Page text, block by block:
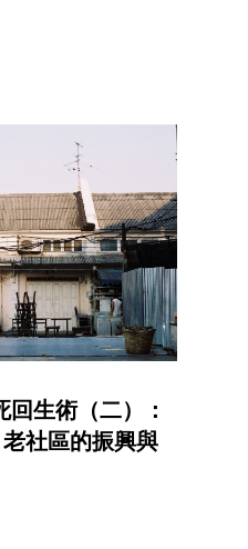
生術（二）：
老社區的振興與